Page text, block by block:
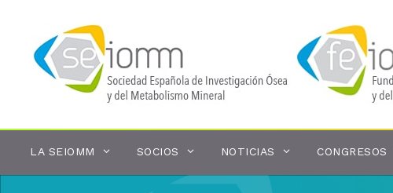
contenido
LA SEIOMM SOCIOS NOTICIAS CONGRESOS